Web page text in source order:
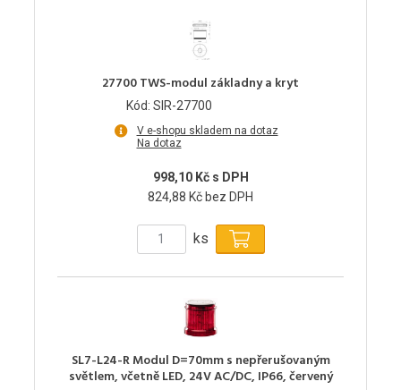
27700 TWS-modul základny a kryt
Kód: SIR-27700
V e-shopu skladem na dotaz
Na dotaz
998,10 Kč s DPH
824,88 Kč bez DPH
ks
SL7-L24-R Modul D=70mm s nepřerušovaným
světlem, včetně LED, 24V AC/DC, IP66, červený